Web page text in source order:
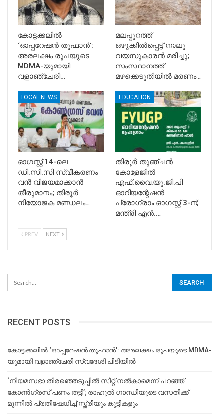
കോട്ടക്കലിൽ
‘ഓപ്പറേഷൻ തൂഫാൻ’:
അരലക്ഷം രൂപയുടെ
MDMA-യുമായി
വളാഞ്ചേരി…
മലപ്പുറത്ത്
ഒഴുക്കിൽപ്പെട്ട് നാലു
വയസുകാരൻ മരിച്ചു;
സംസ്ഥാനത്ത്
മഴക്കെടുതിയിൽ മരണം…
LOCAL NEWS
ഓഗസ്റ്റ് 14-ലെ
ഡി.സി.സി സ്വീകരണം
വൻ വിജയമാക്കാൻ
തീരുമാനം; തിരൂർ
നിയോജക മണ്ഡലം…
EDUCATION
​തിരൂർ തുഞ്ചൻ
കോളേജിൽ
എഫ്.വൈ.യു.ജി.പി
ഓറിയന്റേഷൻ
പ്രോഗ്രാം ഓഗസ്റ്റ് 3-ന്;
മന്ത്രി എൻ.…
PREV NEXT
RECENT POSTS
കോട്ടക്കലിൽ ‘ഓപ്പറേഷൻ തൂഫാൻ’: അരലക്ഷം രൂപയുടെ MDMA-
യുമായി വളാഞ്ചേരി സ്വദേശി പിടിയിൽ
‘നിയമസഭാ തിരഞ്ഞെടുപ്പിൽ സീറ്റ് നൽകാമെന്ന് പറഞ്ഞ്
കോൺഗ്രസ് പണം തട്ടി’; രാഹുൽ ഗാന്ധിയുടെ വസതിക്ക്
മുന്നിൽ പ്രതിഷേധിച്ച് സ്ത്രീയും കുട്ടികളും